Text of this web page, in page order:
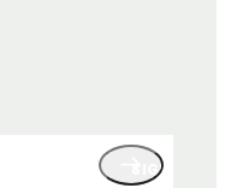
SIGN UP